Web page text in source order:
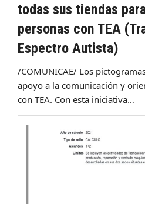
todas sus tiendas
personas con TEA
Espectro Autista)
/COMUNICAE/ Los
apoyo a la comunicación y
con TEA. Con esta iniciativa…